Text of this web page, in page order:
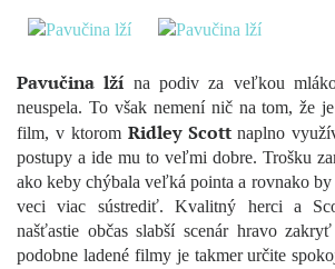
Pavučina lží na podiv za veľkou
neuspela. To však nemení nič na tom, že
film, v ktorom Ridley Scottnaplno
postupy a ide mu to veľmi dobre. Trošku
ako keby chýbala veľká pointa a rovnako by
veci viac sústrediť. Kvalitný herci a
našťastie občas slabší scenár hravo
podobne ladené filmy je takmer určite